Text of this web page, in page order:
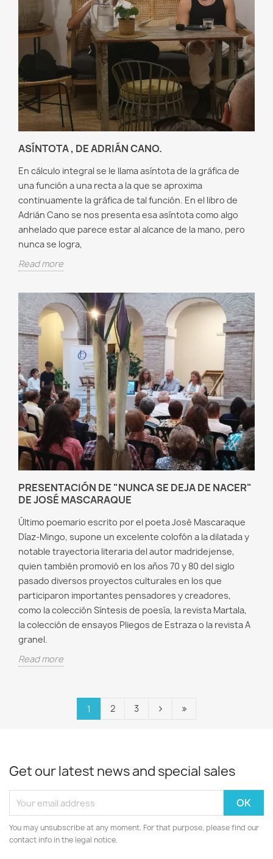
ASÍNTOTA , DE ADRIÁN CANO.
En cálculo integral se le llama asíntota de la gráfica de
una función a una recta a la que se aproxima
continuamente la gráfica de tal función. En el libro de
Adrián Cano se nos presenta esa asíntota como algo
anhelado que parece estar al alcance de la mano, pero
nunca se logra,
Read more
PRESENTACIÓN DE "NUNCA SE DEJA DE NACER"
DE JOSÉ MASCARAQUE
Último poemario escrito por el poeta José Mascaraque
Díaz-Mingo, supone un excelente colofón a la dilatada y
notable trayectoria literaria del autor madridejense,
quien también promovió en los años 70 y 80 del siglo
pasado diversos proyectos culturales en los que
participaron importantes pensadores y creadores,
como la colección Síntesis de poesía, la revista Martala,
la colección de ensayos Pliegos de Estraza o la revista A
granel.
Read more
1 2 3
Get our latest news and special sales
You may unsubscribe at any moment. For that purpose, please find our
contact info in the legal notice.